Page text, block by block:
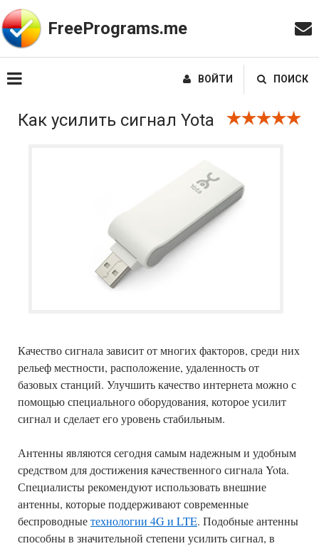
FreePrograms.me
ВОЙТИ ПОИСК
Как усилить сигнал Yota
Качество сигнала зависит от многих факторов, среди них
рельеф местности, расположение, удаленность от
базовых станций. Улучшить качество интернета можно с
помощью специального оборудования, которое усилит
сигнал и сделает его уровень стабильным.
Антенны являются сегодня самым надежным и удобным
средством для достижения качественного сигнала Yota.
Специалисты рекомендуют использовать внешние
антенны, которые поддерживают современные
беспроводныетехнологии 4G и LTE. Подобные антенны
способны в значительной степени усилить сигнал, в